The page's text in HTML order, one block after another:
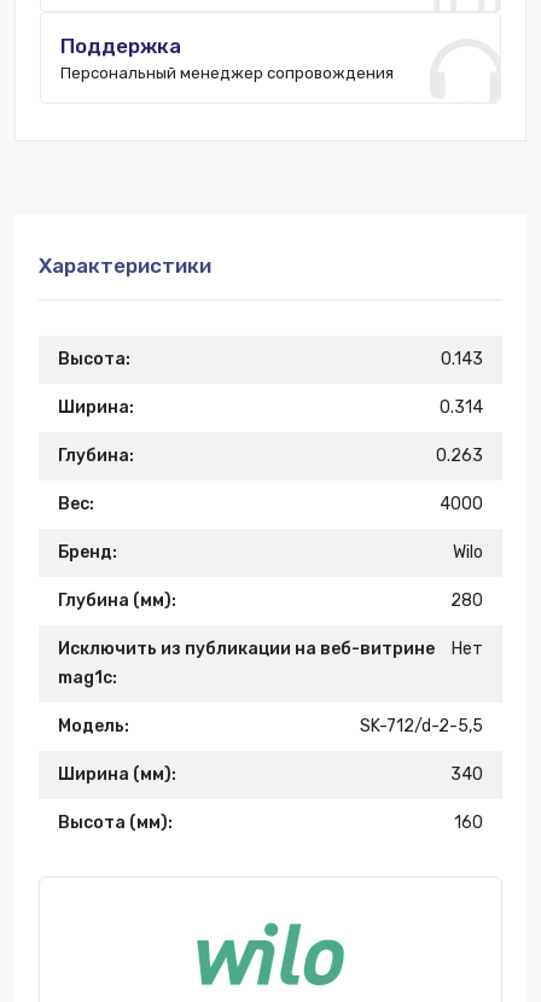
Поддержка
Персональный менеджер сопровождения
Характеристики
Высота: 0.143
Ширина: 0.314
Глубина: 0.263
Вес: 4000
Бренд: Wilo
Глубина (мм): 280
Исключить из публикации на веб-витрине
mag1c:
Нет
Модель: SK-712/d-2-5,5
Ширина (мм): 340
Высота (мм): 160